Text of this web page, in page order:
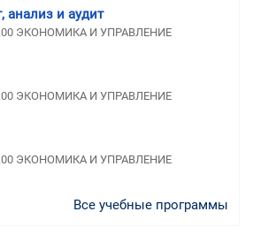
анализ и аудит
ЭКОНОМИКА И УПРАВЛЕНИЕ
ЭКОНОМИКА И УПРАВЛЕНИЕ
ЭКОНОМИКА И УПРАВЛЕНИЕ
Все учебные программы